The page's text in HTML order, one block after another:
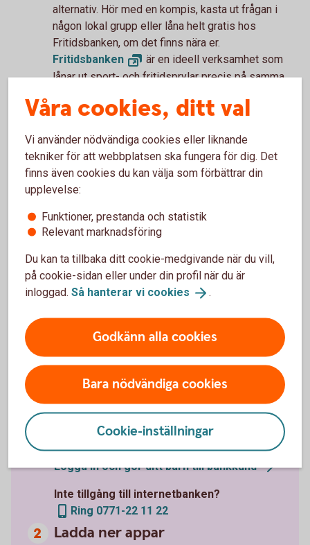
alternativ. Hör med en kompis, kasta ut frågan i
någon lokal grupp eller låna helt gratis hos
Fritidsbanken, om det finns nära er.
Fritidsbanken
är en ideell verksamhet som
lånar ut sport- och fritidsprylar precis på samma
Läs och slappa
Glöm inte bort att njuta av ledigheten och vila upp
dig. Ta en sväng till biblioteket och låna vilka
böcker du vill, helt gratis! Många bibliotek har
också roliga aktiviteter man kan gå på.
Vi tipsar även om att vår tidning Lyckoslanten finns
att läsa gratis påLyckoslanten.
Så skaffar du banktjänster till
ditt barn
Gör ditt barn till bankkund
barn till bankkund i internetbanken. Då kan du
samtidigt öppna ett eller flera konton i barnets
namn.
Logga in och gör ditt barn tillbankkund
Inte tillgång till internetbanken?
Ring 0771-22 11 22
Ladda ner appar
Våra cookies, ditt val
Vi använder nödvändiga cookies eller liknande
tekniker för att webbplatsen ska fungera för dig. Det
finns även cookies du kan välja som förbättrar din
upplevelse:
Funktioner, prestanda och statistik
Relevant marknadsföring
Du kan ta tillbaka ditt cookie-medgivande när du vill,
på cookie-sidan eller under din profil när du är
inloggad. Så hanterar vi cookies .
Godkänn alla cookies
Bara nödvändiga cookies
Cookie-inställningar